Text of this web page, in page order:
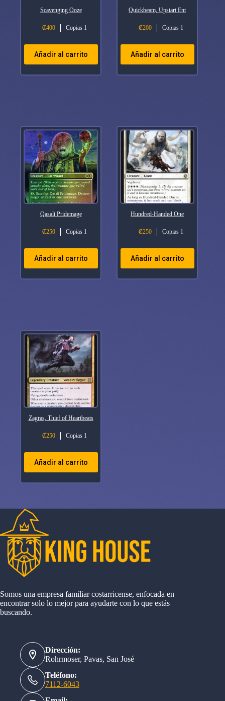
Scavenging Ooze
₡400 Copias 1
Añadir al carrito
Quickbeam, Upstart Ent
₡200 Copias 1
Añadir al carrito
Qasali Pridemage
₡250 Copias 1
Añadir al carrito
Hundred-Handed One
₡250 Copias 1
Añadir al carrito
Zagras, Thief of Heartbeats
₡250 Copias 1
Añadir al carrito
Somos una empresa familiar costarricense, enfocada en
encontrar solo lo mejor para ayudarte con lo que estás
buscando.
Dirección:
Rohrmoser, Pavas, San José
Teléfono:
7112-6043